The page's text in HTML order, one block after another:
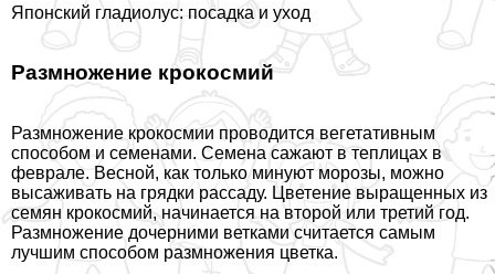
Японский гладиолус: посадка и уход
Размножение крокосмий
Размножение крокосмии проводится вегетативным
способом и семенами. Семена сажают в теплицах в
феврале. Весной, как только минуют морозы, можно
высаживать на грядки рассаду. Цветение выращенных из
семян крокосмий, начинается на второй или третий год.
Размножение дочерними ветками считается самым
лучшим способом размножения цветка.